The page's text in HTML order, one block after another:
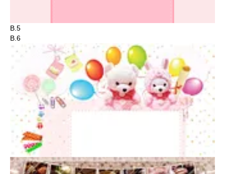
B.5
B.6